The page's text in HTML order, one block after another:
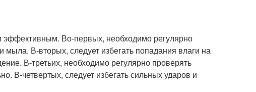
Во-первых, необходимо регулярно
В-вторых, следует избегать попадания влаги на
В-третьих, необходимо регулярно проверять
В-четвертых, следует избегать сильных ударов и